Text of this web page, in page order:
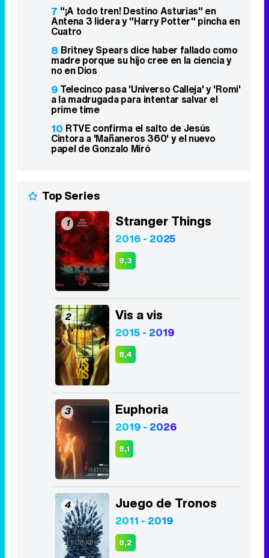
7 "¡A todo tren! Destino Asturias" en
Antena 3 lidera y "Harry Potter" pincha en
Cuatro
8 Britney Spears dice haber fallado como
madre porque su hijo cree en la ciencia y
no en Dios
9 Telecinco pasa 'Universo Calleja' y 'Romi'
a la madrugada para intentar salvar el
prime time
10 RTVE confirma el salto de Jesús
Cintora a 'Mañaneros 360' y el nuevo
papel de Gonzalo Miró
Top Series
1 Stranger Things
2016 - 2025
8,3
2 Vis a vis
2015 - 2019
8,4
3 Euphoria
2019 - 2026
8,1
4 Juego de Tronos
2011 - 2019
8,2